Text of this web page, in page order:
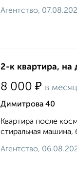
Агентство,
2-к квартира, на
8 000 ₽ в месяц
Димитрова 40
Квартира после
стиральная машина,
Агентство,